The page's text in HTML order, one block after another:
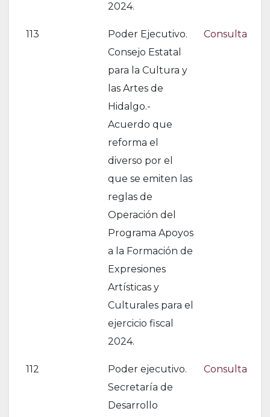
2024.
113
Poder Ejecutivo.
Consejo Estatal
para la Cultura y
las Artes de
Hidalgo.-
Acuerdo que
reforma el
diverso por el
que se emiten las
reglas de
Operación del
Programa Apoyos
a la Formación de
Expresiones
Artísticas y
Culturales para el
ejercicio fiscal
2024.
Consulta
112
Poder ejecutivo.
Secretaría de
Desarrollo
Consulta